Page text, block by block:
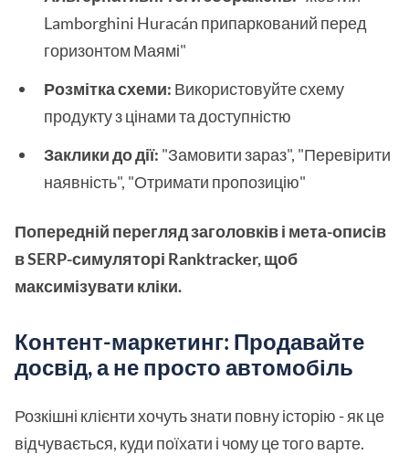
Lamborghini Huracán припаркований перед
горизонтом Маямі"
Розмітка схеми: Використовуйте схему
продукту з цінами та доступністю
Заклики до дії: "Замовити зараз", "Перевірити
наявність", "Отримати пропозицію"
Попередній перегляд заголовків і мета-описів
в SERP-симуляторі Ranktracker, щоб
максимізувати кліки.
Контент-маркетинг: Продавайте
досвід, а не просто автомобіль
Розкішні клієнти хочуть знати повну історію - як це
відчувається, куди поїхати і чому це того варте.